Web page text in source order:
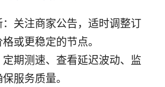
关注商家公告，适时调整订
或更稳定的节点。
期测速、查看延迟波动、监
服务质量。